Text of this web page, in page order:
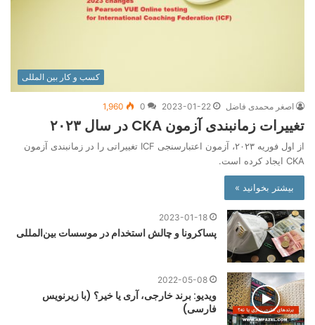
کسب و کار بین المللی
اصغر محمدی فاضل 2023-01-22
0
1,960
تغییرات زمانبندی آزمون CKA در سال ۲۰۲۳
از اول فوریه ۲۰۲۳، آزمون اعتبارسنجی ICF تغییراتی را در زمانبندی آزمون
CKA ایجاد کرده است.
بیشتر بخوانید »
2023-01-18
پساکرونا و چالش استخدام در موسسات بین‌المللی
2022-05-08
ویدیو: برند خارجی، آری یا خیر؟ (با زیرنویس
فارسی)